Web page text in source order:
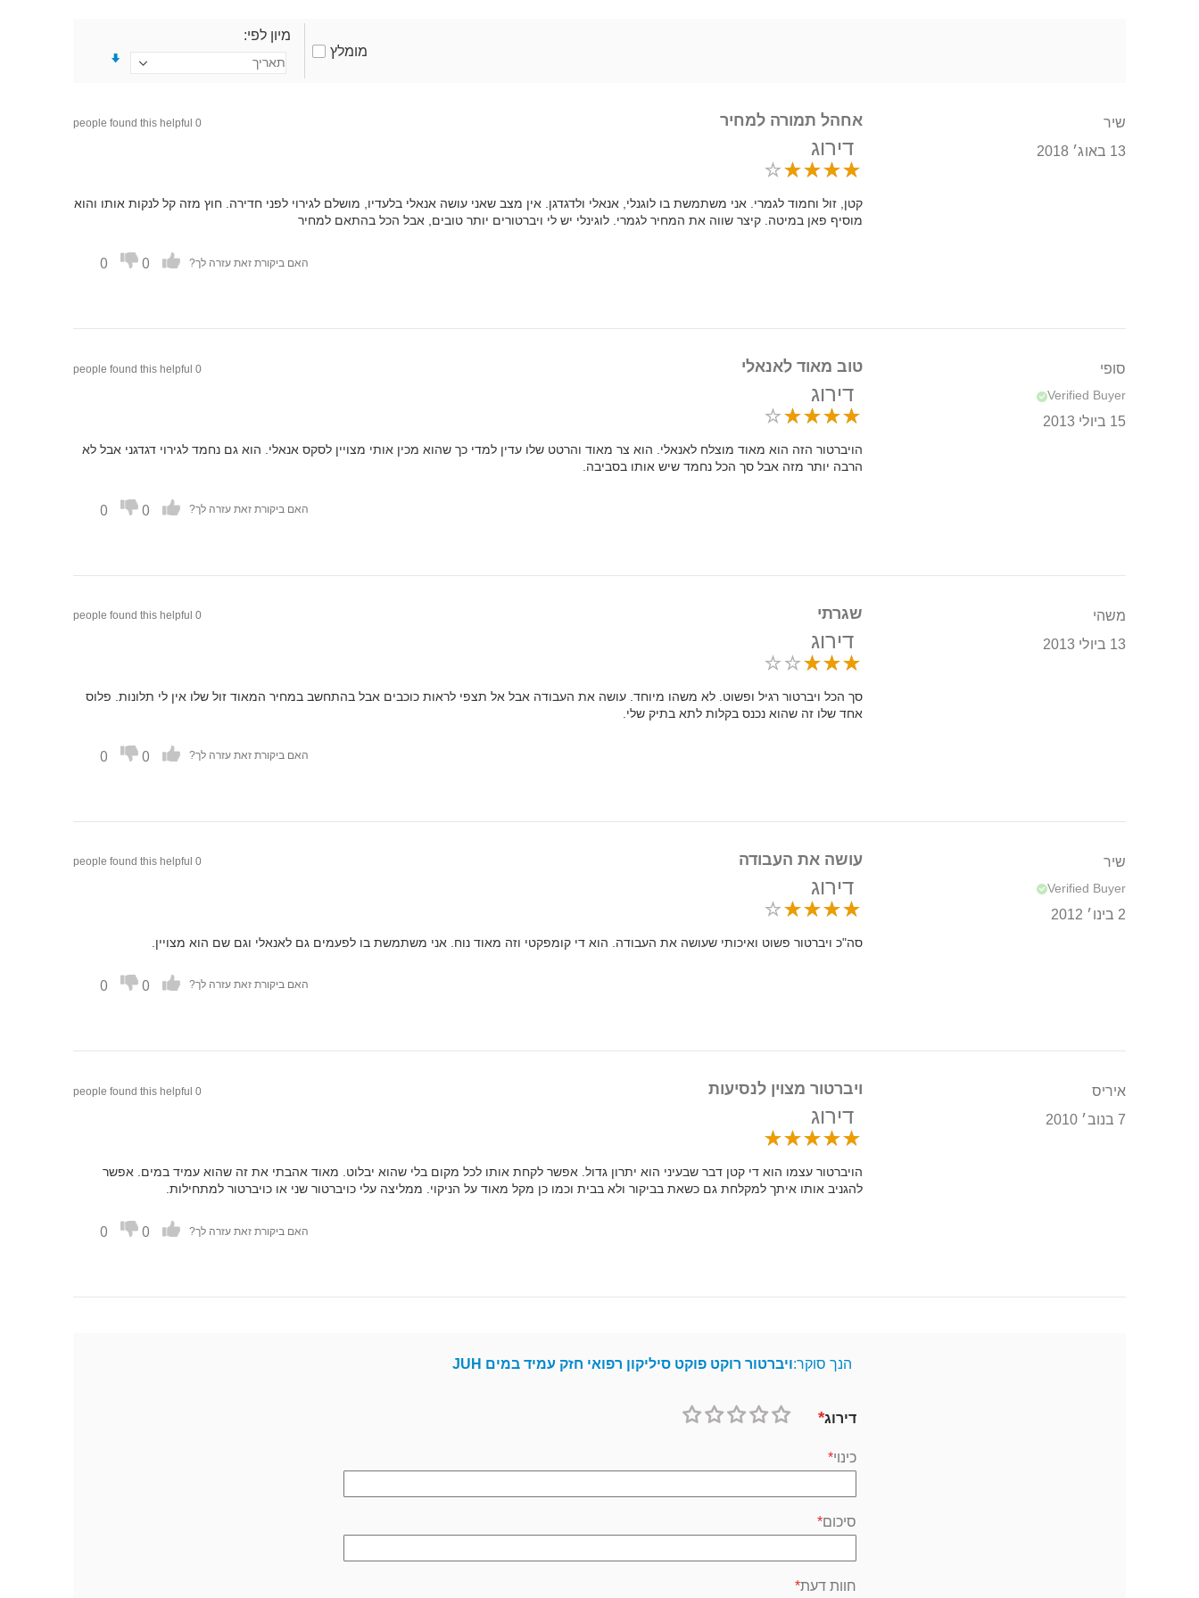
מומלץ
מיון לפי
שיר
13 באוג׳ 2018
אחהל תמורה למחיר 0 people found this helpful
דירוג
קטן, זול וחמוד לגמרי. אני משתמשת בו לוגנלי, אנאלי ולדגדגן. אין מצב שאני עושה אנאלי בלעדיו, מושלם לגירוי לפני חדירה. חוץ מזה קל לנקות אותו והוא
מוסיף פאן במיטה. קיצר שווה את המחיר לגמרי. לוגינלי יש לי ויברטורים יותר טובים, אבל הכל בהתאם למחיר
האם ביקורת זאת עזרה לך? 0
0
סופי
Verified Buyer
15 ביולי 2013
טוב מאוד לאנאלי 0 people found this helpful
דירוג
הויברטור הזה הוא מאוד מוצלח לאנאלי. הוא צר מאוד והרטט שלו עדין למדי כך שהוא מכין אותי מצויין לסקס אנאלי. הוא גם נחמד לגירוי דגדגני אבל לא
הרבה יותר מזה אבל סך הכל נחמד שיש אותו בסביבה.
האם ביקורת זאת עזרה לך? 0
0
משהי
13 ביולי 2013
שגרתי 0 people found this helpful
דירוג
סך הכל ויברטור רגיל ופשוט. לא משהו מיוחד. עושה את העבודה אבל אל תצפי לראות כוכבים אבל בהתחשב במחיר המאוד זול שלו אין לי תלונות. פלוס
אחד שלו זה שהוא נכנס בקלות לתא בתיק שלי.
האם ביקורת זאת עזרה לך? 0
0
שיר
Verified Buyer
2 בינו׳ 2012
עושה את העבודה 0 people found this helpful
דירוג
סה"כ ויברטור פשוט ואיכותי שעושה את העבודה. הוא די קומפקטי וזה מאוד נוח. אני משתמשת בו לפעמים גם לאנאלי וגם שם הוא מצויין.
האם ביקורת זאת עזרה לך? 0
0
איריס
7 בנוב׳ 2010
ויברטור מצוין לנסיעות 0 people found this helpful
דירוג
הויברטור עצמו הוא די קטן דבר שבעיני הוא יתרון גדול. אפשר לקחת אותו לכל מקום בלי שהוא יבלוט. מאוד אהבתי את זה שהוא עמיד במים. אפשר
להגניב אותו איתך למקלחת גם כשאת בביקור ולא בבית וכמו כן מקל מאוד על הניקוי. ממליצה עלי כויברטור שני או כויברטור למתחילות.
האם ביקורת זאת עזרה לך? 0
0
הנך סוקר:ויברטור רוקט פוקט סיליקון רפואי חזק עמיד במים JUH
דירוג
כינוי
סיכום
חוות דעת